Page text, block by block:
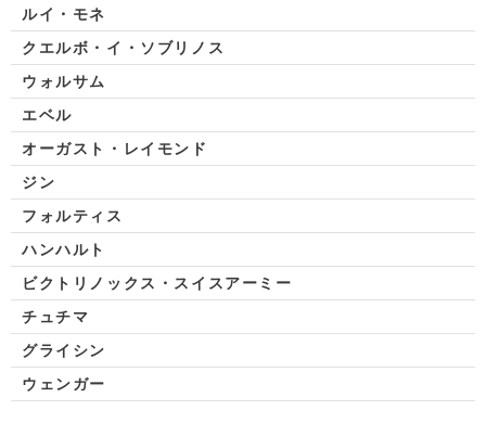
ルイ・モネ
クエルボ・イ・ソブリノス
ウォルサム
エベル
オーガスト・レイモンド
ジン
フォルティス
ハンハルト
ビクトリノックス・スイスアーミー
チュチマ
グライシン
ウェンガー